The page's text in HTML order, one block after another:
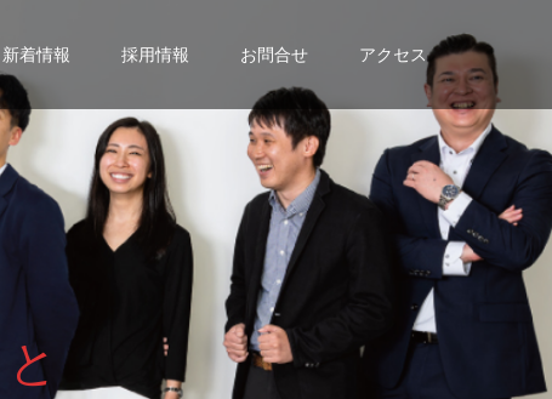
新着情報 採用情報 お問合せ アクセス
と